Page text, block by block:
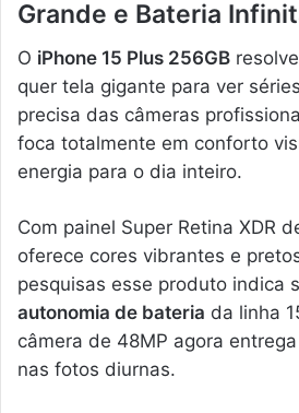
Grande e Bateria
O iPhone 15 Plus 256GB
quer tela gigante para ver
precisa das câmeras
foca totalmente em conforto
energia para o dia inteiro.
Com painel Super Retina XDR
oferece cores vibrantes e
pesquisas esse produto indica
autonomia de bateria da linha
câmera de 48MP agora
nas fotos diurnas.